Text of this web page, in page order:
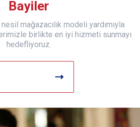
Bayiler
mağazacılık modeli yardımıyla
birlikte en iyi hizmeti sunmayı
hedefliyoruz.